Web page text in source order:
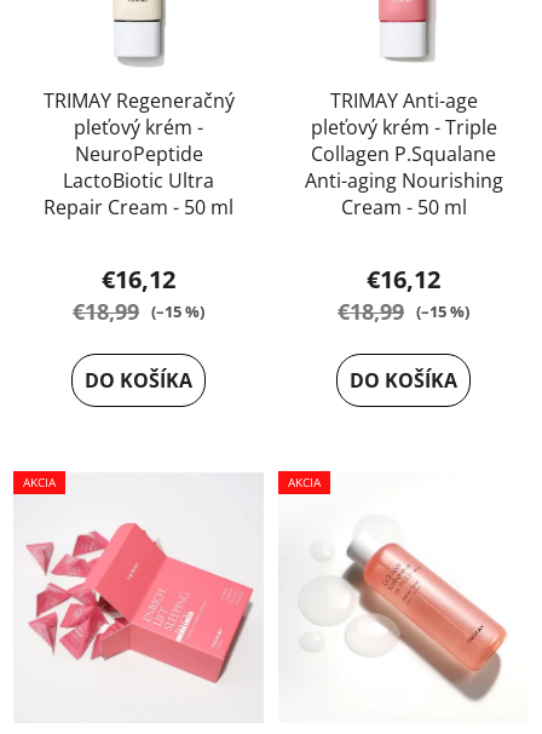
TRIMAY Regeneračný
pleťový krém -
NeuroPeptide
LactoBiotic Ultra
Repair Cream - 50 ml
hodnotenie
produktu
je
5,0
€16,12
€18,99 (–15 %)
DO KOŠÍKA
TRIMAY Anti-age
pleťový krém - Triple
Collagen P.Squalane
Anti-aging Nourishing
Cream - 50 ml
€16,12
€18,99 (–15 %)
DO KOŠÍKA
AKCIA AKCIA